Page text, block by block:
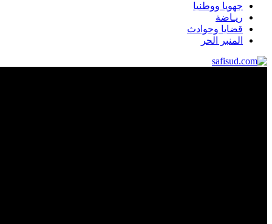
جهويا ووطنيا
ريـاضة
قضايا وحوادث
المنبر الحر